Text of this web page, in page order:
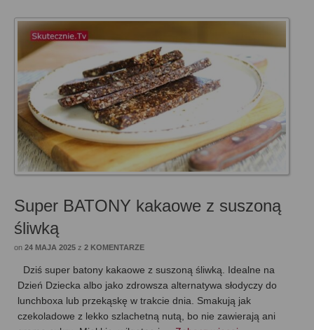
Super BATONY kakaowe z suszoną
śliwką
on 24 MAJA 2025 z 2 KOMENTARZE
Dziś super batony kakaowe z suszoną śliwką. Idealne na
Dzień Dziecka albo jako zdrowsza alternatywa słodyczy do
lunchboxa lub przekąskę w trakcie dnia. Smakują jak
czekoladowe z lekko szlachetną nutą, bo nie zawierają ani